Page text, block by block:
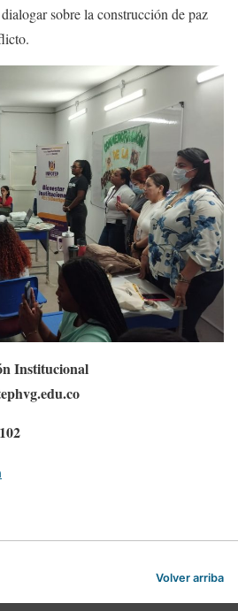
sobre la construcción de paz
Institucional
Volver arriba